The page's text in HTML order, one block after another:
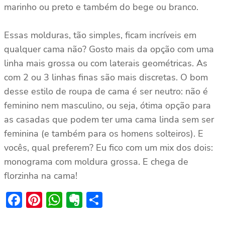
marinho ou preto e também do bege ou branco.
Essas molduras, tão simples, ficam incríveis em
qualquer cama não? Gosto mais da opção com uma
linha mais grossa ou com laterais geométricas. As
com 2 ou 3 linhas finas são mais discretas. O bom
desse estilo de roupa de cama é ser neutro: não é
feminino nem masculino, ou seja, ótima opção para
as casadas que podem ter uma cama linda sem ser
feminina (e também para os homens solteiros). E
vocês, qual preferem? Eu fico com um mix dos dois:
monograma com moldura grossa. E chega de
florzinha na cama!
Facebook
Pinterest
WhatsApp
Evernote